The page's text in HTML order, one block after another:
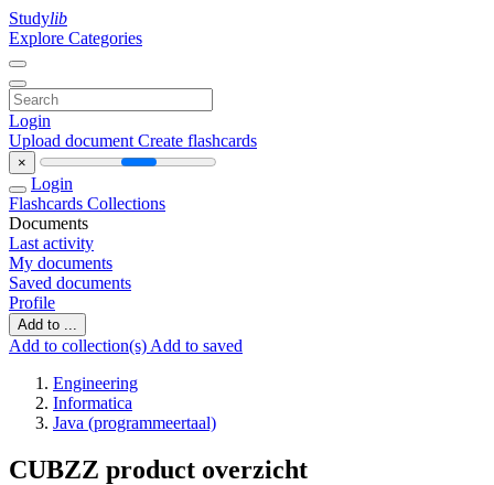
Studylib
Explore Categories
Login
Upload document Create flashcards
×
Login
Flashcards Collections
Documents
Last activity
My documents
Saved documents
Profile
Add to ...
Add to collection(s) Add to saved
Engineering
Informatica
Java (programmeertaal)
CUBZZ product overzicht